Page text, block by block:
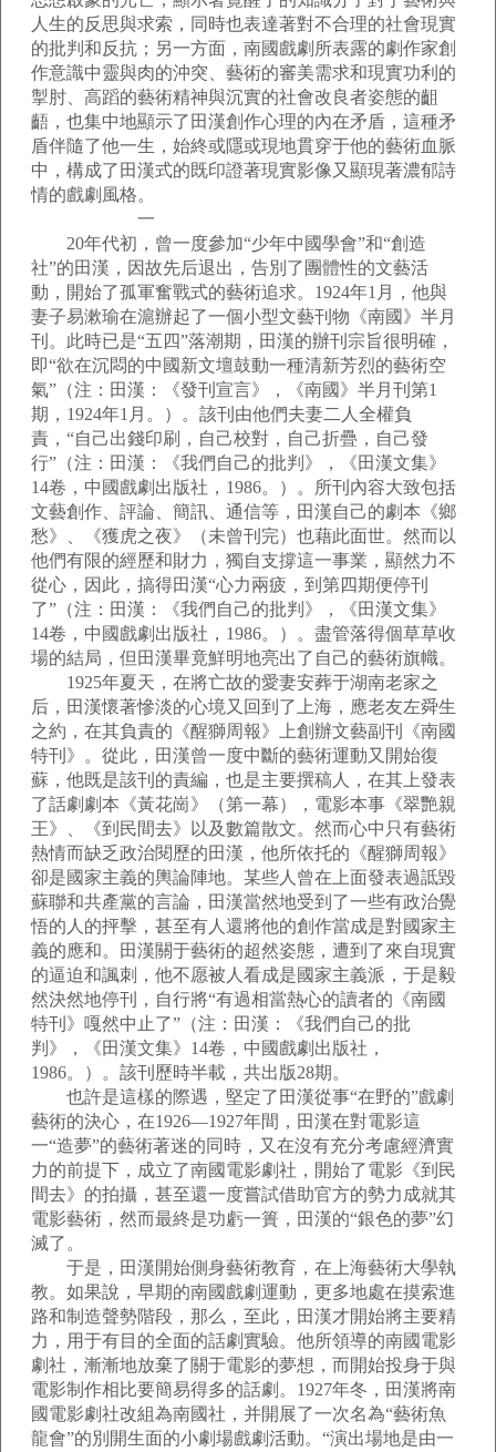
人生的反思與求索，同時也表達著對不合理的社會現實
的批判和反抗；另一方面，南國戲劇所表露的劇作家創
作意識中靈與肉的沖突、藝術的審美需求和現實功利的
掣肘、高蹈的藝術精神與沉實的社會改良者姿態的齟
齬，也集中地顯示了田漢創作心理的內在矛盾，這種矛
盾伴隨了他一生，始終或隱或現地貫穿于他的藝術血脈
中，構成了田漢式的既印證著現實影像又顯現著濃郁詩
情的戲劇風格。
一
20年代初，曾一度參加“少年中國學會”和“創造
社”的田漢，因故先后退出，告別了團體性的文藝活
動，開始了孤軍奮戰式的藝術追求。1924年1月，他與
妻子易漱瑜在滬辦起了一個小型文藝刊物《南國》半月
刊。此時已是“五四”落潮期，田漢的辦刊宗旨很明確，
即“欲在沉悶的中國新文壇鼓動一種清新芳烈的藝術空
氣”（注：田漢：《發刊宣言》，《南國》半月刊第1
期，1924年1月。）。該刊由他們夫妻二人全權負
責，“自己出錢印刷，自己校對，自己折疊，自己發
行”（注：田漢：《我們自己的批判》，《田漢文集》
14卷，中國戲劇出版社，1986。）。所刊內容大致包括
文藝創作、評論、簡訊、通信等，田漢自己的劇本《鄉
愁》、《獲虎之夜》（未曾刊完）也藉此面世。然而以
他們有限的經歷和財力，獨自支撐這一事業，顯然力不
從心，因此，搞得田漢“心力兩疲，到第四期便停刊
了”（注：田漢：《我們自己的批判》，《田漢文集》
14卷，中國戲劇出版社，1986。）。盡管落得個草草收
場的結局，但田漢畢竟鮮明地亮出了自己的藝術旗幟。
1925年夏天，在將亡故的愛妻安葬于湖南老家之
后，田漢懷著慘淡的心境又回到了上海，應老友左舜生
之約，在其負責的《醒獅周報》上創辦文藝副刊《南國
特刊》。從此，田漢曾一度中斷的藝術運動又開始復
蘇，他既是該刊的責編，也是主要撰稿人，在其上發表
了話劇劇本《黃花崗》（第一幕），電影本事《翠艷親
王》、《到民間去》以及數篇散文。然而心中只有藝術
熱情而缺乏政治閱歷的田漢，他所依托的《醒獅周報》
卻是國家主義的輿論陣地。某些人曾在上面發表過詆毀
蘇聯和共產黨的言論，田漢當然地受到了一些有政治覺
悟的人的抨擊，甚至有人還將他的創作當成是對國家主
義的應和。田漢關于藝術的超然姿態，遭到了來自現實
的逼迫和諷刺，他不愿被人看成是國家主義派，于是毅
然決然地停刊，自行將“有過相當熱心的讀者的《南國
特刊》嘎然中止了”（注：田漢：《我們自己的批
判》，《田漢文集》14卷，中國戲劇出版社，
1986。）。該刊歷時半載，共出版28期。
也許是這樣的際遇，堅定了田漢從事“在野的”戲劇
藝術的決心，在1926—1927年間，田漢在對電影這
一“造夢”的藝術著迷的同時，又在沒有充分考慮經濟實
力的前提下，成立了南國電影劇社，開始了電影《到民
間去》的拍攝，甚至還一度嘗試借助官方的勢力成就其
電影藝術，然而最終是功虧一簣，田漢的“銀色的夢”幻
滅了。
于是，田漢開始側身藝術教育，在上海藝術大學執
教。如果說，早期的南國戲劇運動，更多地處在摸索進
路和制造聲勢階段，那么，至此，田漢才開始將主要精
力，用于有目的全面的話劇實驗。他所領導的南國電影
劇社，漸漸地放棄了關于電影的夢想，而開始投身于與
電影制作相比要簡易得多的話劇。1927年冬，田漢將南
國電影劇社改組為南國社，并開展了一次名為“藝術魚
龍會”的別開生面的小劇場戲劇活動。“演出場地是由一